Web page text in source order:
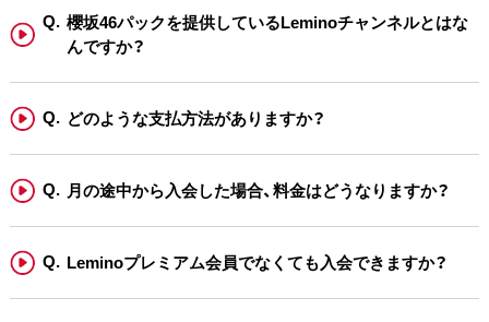
櫻坂46パックを提供しているLeminoチャンネルとはな
んですか？
どのような支払方法がありますか？
月の途中から入会した場合、料金はどうなりますか？
Leminoプレミアム会員でなくても入会できますか？